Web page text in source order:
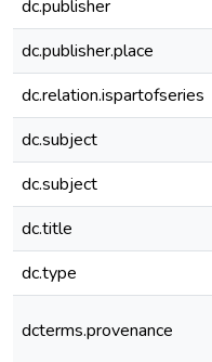
dc.publisher
dc.publisher.place
dc.relation.ispartofseries
dc.subject
dc.subject
dc.title
dc.type
dcterms.provenance